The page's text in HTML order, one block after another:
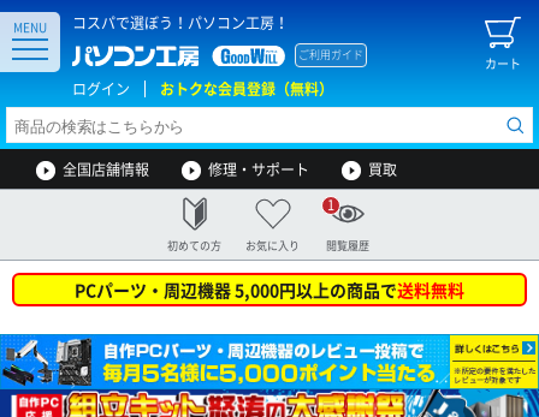
コスパで選ぼう！パソコン工房！
カート
ご利用ガイド
ログイン おトクな会員登録（無料）
MENU
全国店舗情報 修理・サポート 買取
初めての方 お気に入り 閲覧履歴
1
PCパーツ・周辺機器 5,000円以上の商品で送料無料